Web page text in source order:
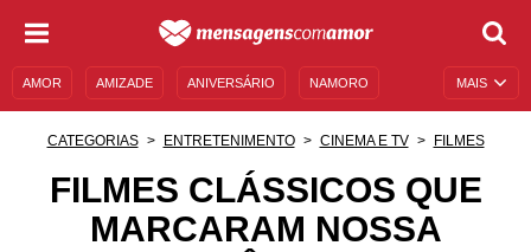
MAIS
AMOR AMIZADE ANIVERSÁRIO NAMORO
AUTOAJUDA
MENSAGENS E FRASES MENSAGENS DE ANIVERSÁRIO
CATEGORIAS ENTRETENIMENTO CINEMA E TV FILMES
FILMES CLÁSSICOS QUE
MARCARAM NOSSA